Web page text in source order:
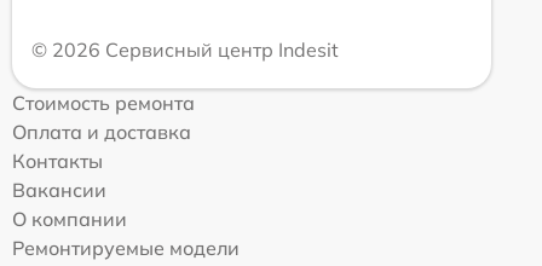
© 2026 Сервисный центр Indesit
Стоимость ремонта
Оплата и доставка
Контакты
Вакансии
О компании
Ремонтируемые модели